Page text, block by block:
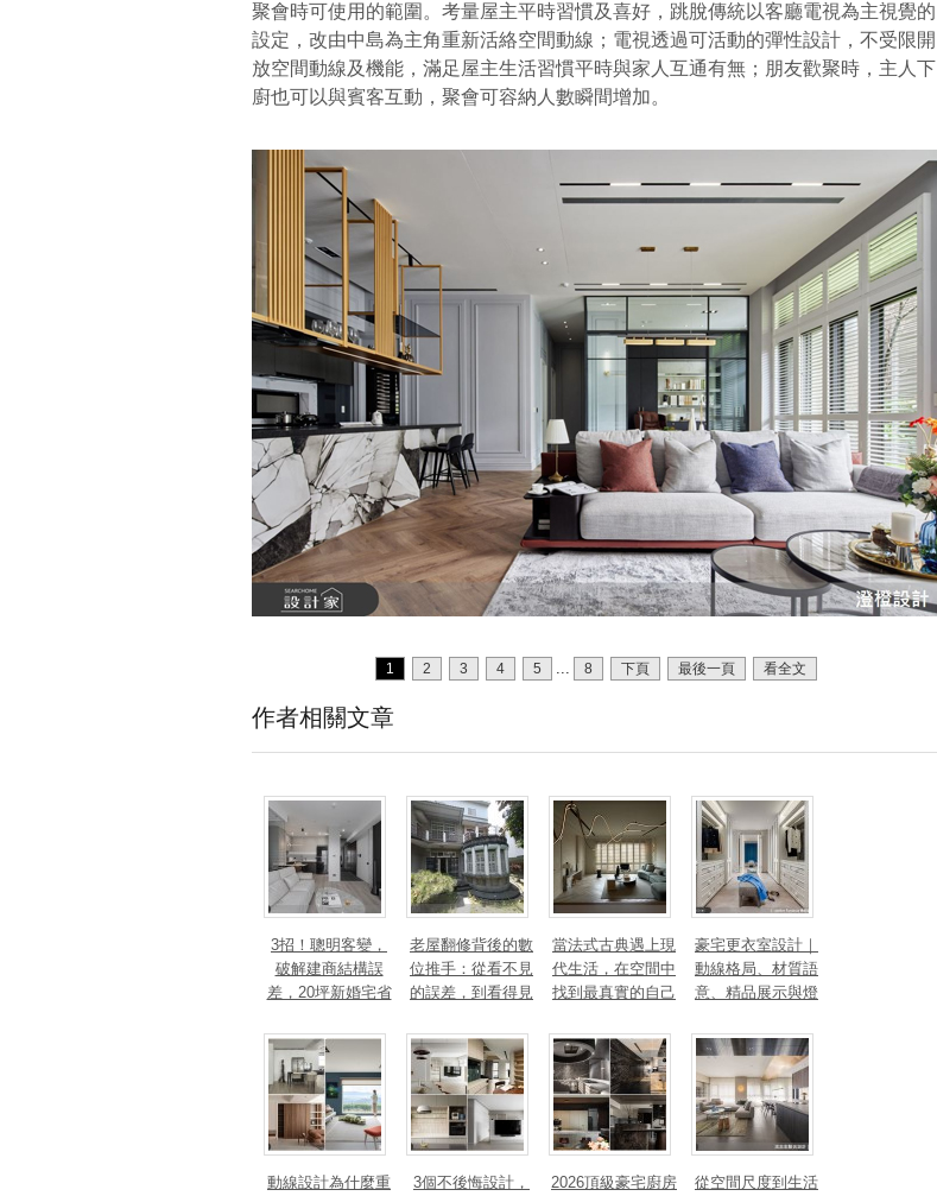
聚會時可使用的範圍。考量屋主平時習慣及喜好，跳脫傳統以客廳電視為主視覺的
設定，改由中島為主角重新活絡空間動線；電視透過可活動的彈性設計，不受限開
放空間動線及機能，滿足屋主生活習慣平時與家人互通有無；朋友歡聚時，主人下
廚也可以與賓客互動，聚會可容納人數瞬間增加。
1 2 3 4 5 ... 8 下頁 最後一頁 看全文
作者相關文章
3招！聰明客變，
破解建商結構誤
差，20坪新婚宅省
錢
老屋翻修背後的數
位推手：從看不見
的誤差，到看得見
當法式古典遇上現
代生活，在空間中
找到最真實的自己
豪宅更衣室設計｜
動線格局、材質語
意、精品展示與燈
打造高訂生活儀式
動線設計為什麼重
3個不後悔設計，
2026頂級豪宅廚房
從空間尺度到生活